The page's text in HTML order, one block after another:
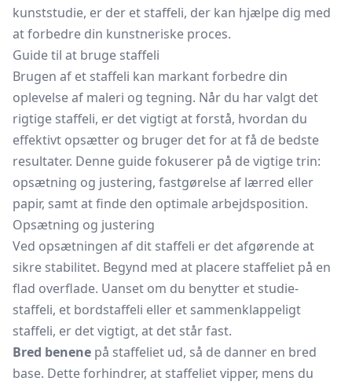
kunststudie, er der et staffeli, der kan hjælpe dig med
at forbedre din kunstneriske proces.
Guide til at bruge staffeli
Brugen af et staffeli kan markant forbedre din
oplevelse af maleri og tegning. Når du har valgt det
rigtige staffeli, er det vigtigt at forstå, hvordan du
effektivt opsætter og bruger det for at få de bedste
resultater. Denne guide fokuserer på de vigtige trin:
opsætning og justering, fastgørelse af lærred eller
papir, samt at finde den optimale arbejdsposition.
Opsætning og justering
Ved opsætningen af dit staffeli er det afgørende at
sikre stabilitet. Begynd med at placere staffeliet på en
flad overflade. Uanset om du benytter et studie-
staffeli, et bordstaffeli eller et sammenklappeligt
staffeli, er det vigtigt, at det står fast.
Bred benene på staffeliet ud, så de danner en bred
base. Dette forhindrer, at staffeliet vipper, mens du